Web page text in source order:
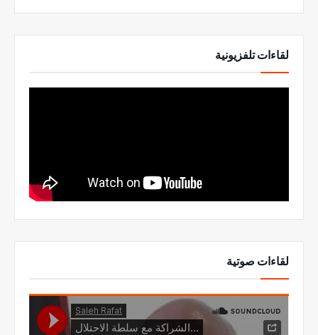
لقاءات تلفزيونية
لقاءات صوتية